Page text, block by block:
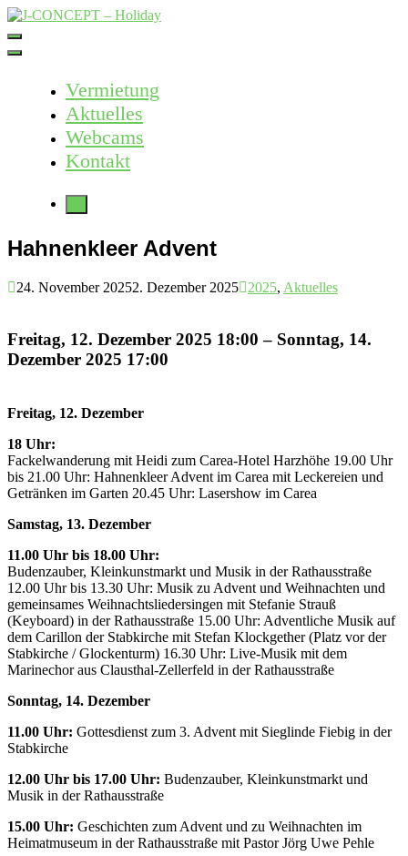
Skip
to
content
Vermietung
Aktuelles
Webcams
Kontakt
Hahnenkleer Advent
24. November 20252. Dezember 2025 2025, Aktuelles
Freitag, 12. Dezember 2025 18:00 – Sonntag, 14.
Dezember 2025 17:00
Freitag, 12. Dezember
18 Uhr:
Fackelwanderung mit Heidi zum Carea-Hotel Harzhöhe 19.00 Uhr
bis 21.00 Uhr: Hahnenkleer Advent im Carea mit Leckereien und
Getränken im Garten 20.45 Uhr: Lasershow im Carea
Samstag, 13. Dezember
11.00 Uhr bis 18.00 Uhr:
Budenzauber, Kleinkunstmarkt und Musik in der Rathausstraße
12.00 Uhr bis 13.30 Uhr: Musik zu Advent und Weihnachten und
gemeinsames Weihnachtsliedersingen mit Stefanie Strauß
(Keyboard) in der Rathausstraße 15.00 Uhr: Adventliche Musik auf
dem Carillon der Stabkirche mit Stefan Klockgether (Platz vor der
Stabkirche / Glockenturm) 16.30 Uhr: Live-Musik mit dem
Marinechor aus Clausthal-Zellerfeld in der Rathausstraße
Sonntag, 14. Dezember
11.00 Uhr: Gottesdienst zum 3. Advent mit Sieglinde Fiebig in der
Stabkirche
12.00 Uhr bis 17.00 Uhr: Budenzauber, Kleinkunstmarkt und
Musik in der Rathausstraße
15.00 Uhr: Geschichten zum Advent und zu Weihnachten im
Heimatmuseum in der Rathausstraße mit Pastor Jörg Uwe Pehle